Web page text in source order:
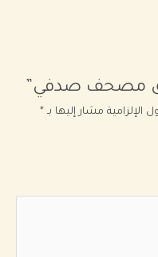
مصحف صدفي”
الإلزامية مشار إليها بـ *